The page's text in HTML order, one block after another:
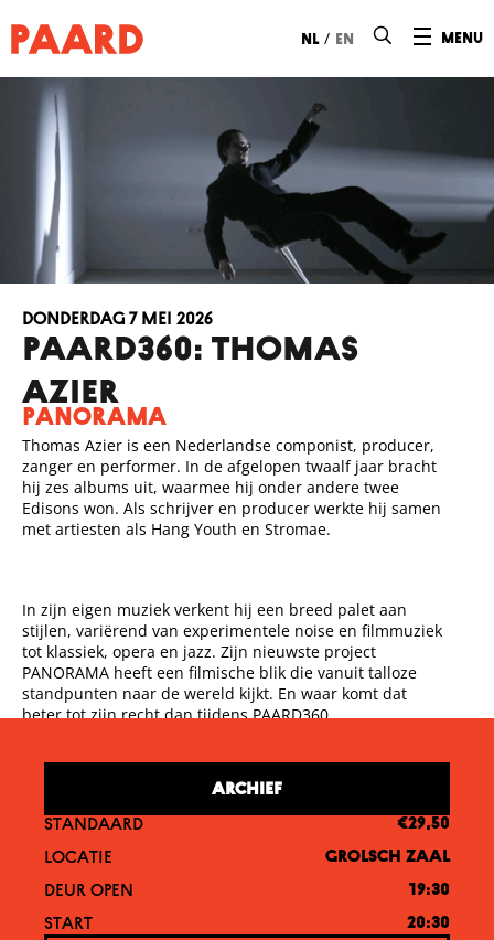
menu
nl / en
PAARD360: THOMAS
AZIER
PANORAMA
donderdag 7 mei 2026
Thomas Azier is een Nederlandse componist, producer,
zanger en performer. In de afgelopen twaalf jaar bracht
hij zes albums uit, waarmee hij onder andere twee
Edisons won. Als schrijver en producer werkte hij samen
met artiesten als Hang Youth en Stromae.
In zijn eigen muziek verkent hij een breed palet aan
stijlen, variërend van experimentele noise en filmmuziek
tot klassiek, opera en jazz. Zijn nieuwste project
PANORAMA heeft een filmische blik die vanuit talloze
standpunten naar de wereld kijkt. En waar komt dat
beter tot zijn recht dan tijdens PAARD360.
ARCHIEF
STANDAARD €29,50
LOCATIE GROLSCH ZAAL
DEUR OPEN 19:30
START 20:30